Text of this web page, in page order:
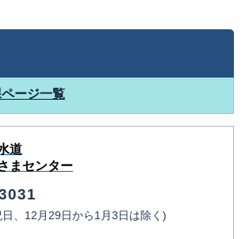
ージ一覧
道
まセンター
、12月29日から1月3日は除く)